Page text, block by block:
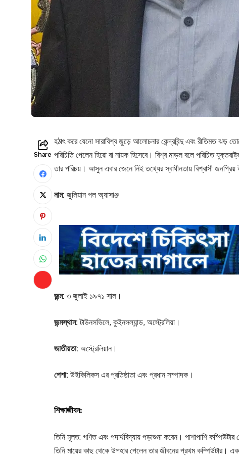
Share
হঠাৎ করে যেনো সারাবিশ্ব জুড়ে আলোচনার কেন্দ্রবিন্দু এবং রীতিমত ঝড়
পরিচিতি পেলেন হিরো বা নায়ক হিসেবে। বিশ্ব মাড়ল বলে পরিচিত
তার পরিচয়। আসুন এবার জেনে নিই তথ্যের স্বাধীনতায় বিশ্বাসী
নাম: জুলিয়ান পল অ্যাসাঞ্জ
জন্ম: ৩ জুলাই ১৯৭১ সাল।
জন্মস্থান:টাউনসভিলে, কুইনসল্যান্ড, অস্ট্রেলিয়া।
জাতীয়তা: অস্ট্রেলিয়ান।
পেশা: উইকিলিকস এর প্রতিষ্ঠাতা এবং প্রধান সম্পাদক।
শিক্ষাজীবন:
তিনি মূলত: গণিত এবং পদার্থবিদ্যায় পড়াশুনা করেন। পাশাপাশি
তিনি মায়ের কাছ থেকে উপহার পেলেন তার জীবনের প্রথম কম্পিউটার।